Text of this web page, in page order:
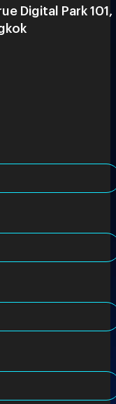
Digital Park 101,